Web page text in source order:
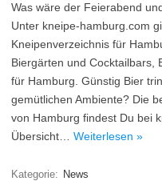
Was wäre der Feierabend
Unter kneipe-hamburg.com
Kneipenverzeichnis für
Biergärten und Cocktailbars,
für Hamburg. Günstig Bier
gemütlichen Ambiente? Die
von Hamburg findest Du bei
Übersicht… Weiterlesen »
Kategorie: News